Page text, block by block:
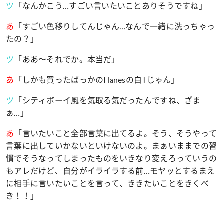
ツ 「なんかこう…すごい言いたいことありそうですね」
あ 「すごい色移りしてんじゃん…なんで一緒に洗っちゃっ
たの？」
ツ 「ああ〜それでか。本当だ」
あ 「しかも買ったばっかのHanesの白Tじゃん」
ツ 「シティボーイ風を気取る気だったんですね、ざま
ぁ…」
あ 「言いたいこと全部言葉に出てるよ。そう、そうやって
言葉に出していかないといけないのよ。まぁいままでの習
慣でそうなってしまったものをいきなり変えろっていうの
もアレだけど、自分がイライラする前…モヤッとするまえ
に相手に言いたいことを言って、ききたいことをきくべ
き！！」